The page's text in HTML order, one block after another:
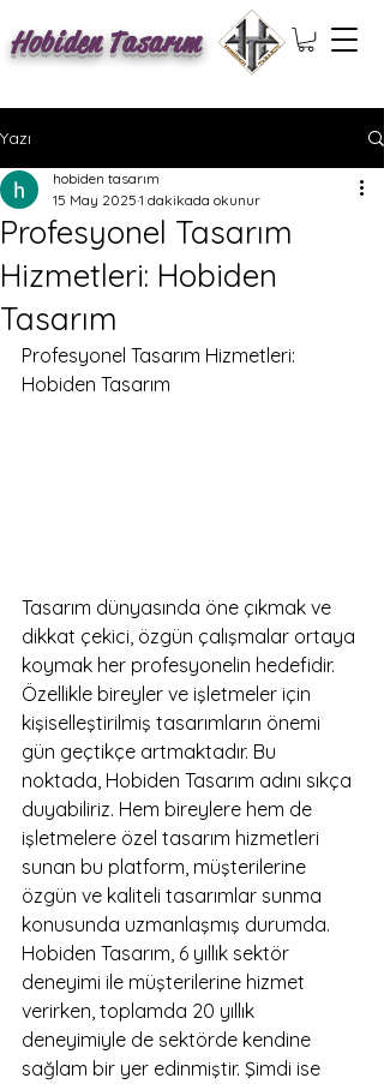
Hobiden Tasarım
Yazı
Profesyonel Tasarım
Hizmetleri: Hobiden
Tasarım
hobiden tasarım
15 May 2025 1 dakikada okunur
Profesyonel Tasarım Hizmetleri:
Hobiden Tasarım
Tasarım dünyasında öne çıkmak ve
dikkat çekici, özgün çalışmalar ortaya
koymak her profesyonelin hedefidir.
Özellikle bireyler ve işletmeler için
kişiselleştirilmiş tasarımların önemi
gün geçtikçe artmaktadır. Bu
noktada, Hobiden Tasarım adını sıkça
duyabiliriz. Hem bireylere hem de
işletmelere özel tasarım hizmetleri
sunan bu platform, müşterilerine
özgün ve kaliteli tasarımlar sunma
konusunda uzmanlaşmış durumda.
Hobiden Tasarım, 6 yıllık sektör
deneyimi ile müşterilerine hizmet
verirken, toplamda 20 yıllık
deneyimiyle de sektörde kendine
sağlam bir yer edinmiştir. Şimdi ise